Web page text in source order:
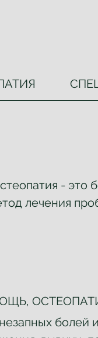
- это
лечения
болей